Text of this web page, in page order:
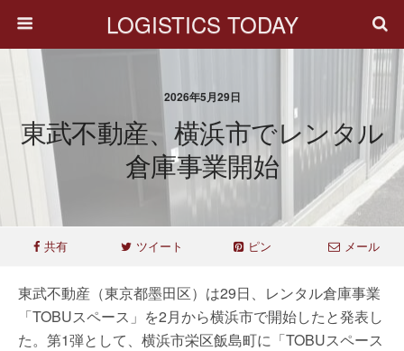
LOGISTICS TODAY
2026年5月29日
東武不動産、横浜市でレンタル
倉庫事業開始
共有 ツイート ピン メール
東武不動産（東京都墨田区）は29日、レンタル倉庫事業
「TOBUスペース」を2月から横浜市で開始したと発表し
た。第1弾として、横浜市栄区飯島町に「TOBUスペース